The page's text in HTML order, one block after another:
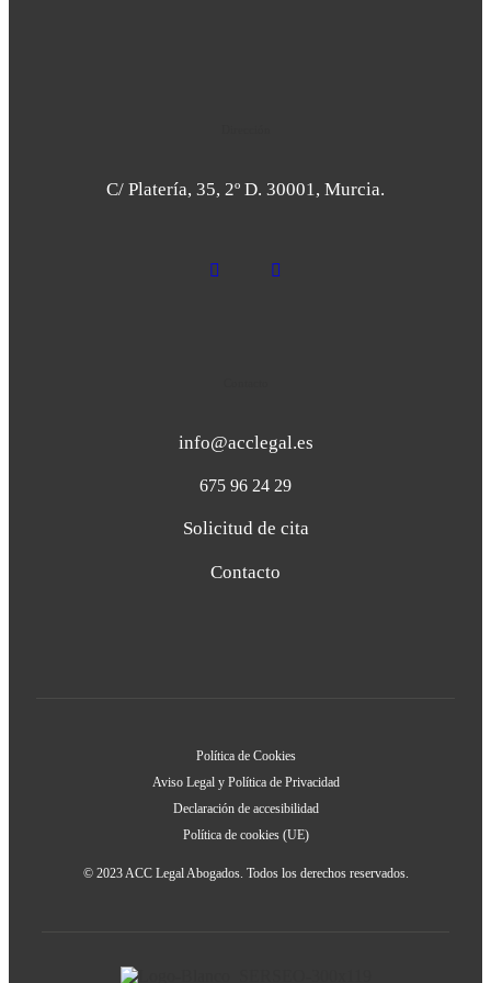
C/ Platería, 35, 2º D. 30001, Murcia.
info@acclegal.es
675 96 24 29
Solicitud de cita
Contacto
Política de Cookies
Aviso Legal y Política de Privacidad
Declaración de accesibilidad
Política de cookies (UE)
© 2023 ACC Legal Abogados. Todos los derechos reservados.